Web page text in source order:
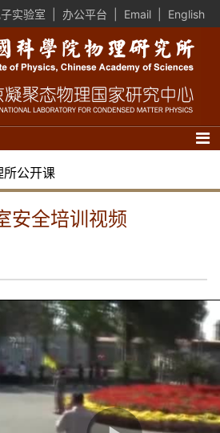
实验室 办公平台 Email English
所公开课
安全培训视频